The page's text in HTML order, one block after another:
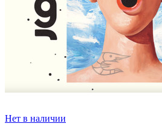
Нет в наличии